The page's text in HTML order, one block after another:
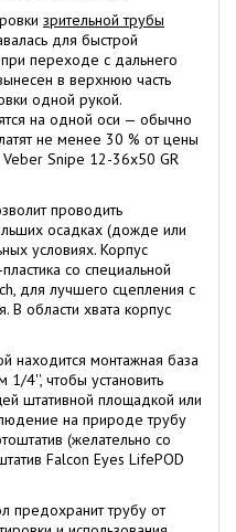
зрительной трубы
для быстрой
переходе с дальнего
в верхнюю часть
одной рукой.
на одной оси — обычно
не менее 30 % от цены
Veber Snipe 12-36x50 GR
проводить
осадках (дожде или
условиях. Корпус
со специальной
для лучшего сцепления с
В области хвата корпус
находится монтажная база
4'', чтобы установить
штативной площадкой или
на природе трубу
(желательно со
Falcon Eyes LifePOD
предохранит трубу от